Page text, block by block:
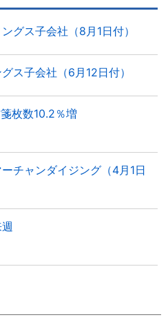
グス子会社（8月1日付）
ス子会社（6月12日付）
枚数10.2％増
チャンダイジング（4月1日